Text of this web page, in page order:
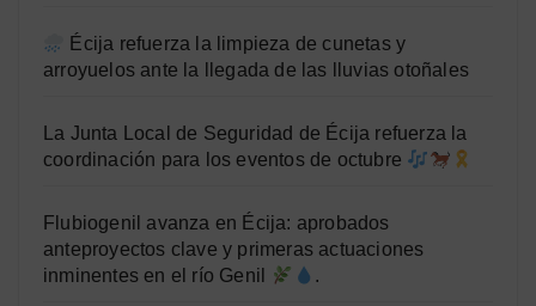
Écija refuerza la limpieza de cunetas y
arroyuelos ante la llegada de las lluvias otoñales
La Junta Local de Seguridad de Écija refuerza la
coordinación para los eventos de octubre
Flubiogenil avanza en Écija: aprobados
anteproyectos clave y primeras actuaciones
inminentes en el río Genil
.